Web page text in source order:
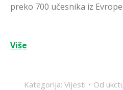
preko 700 učesnika iz
Više
Kategorija: Vijesti Od